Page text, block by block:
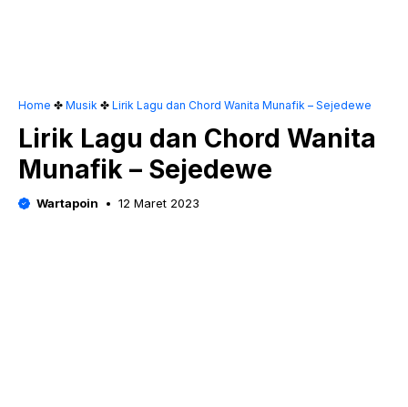
Home ✤ Musik ✤ Lirik Lagu dan Chord Wanita Munafik – Sejedewe
Lirik Lagu dan Chord Wanita
Munafik – Sejedewe
Wartapoin 12 Maret 2023